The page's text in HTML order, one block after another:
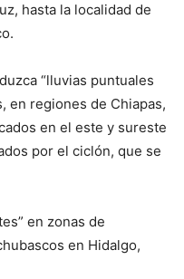
hasta la localidad de
“lluvias puntuales
en regiones de Chiapas,
en el este y sureste
por el ciclón, que se
en zonas de
en Hidalgo,